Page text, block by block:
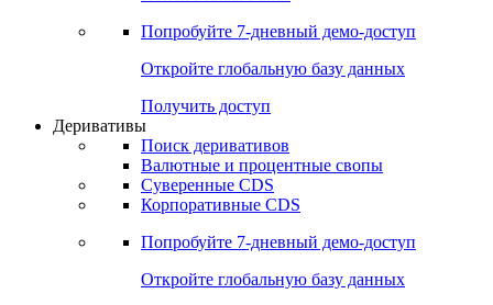
Попробуйте 7-дневный демо-доступ
Откройте глобальную базу данных
Получить доступ
Деривативы
Поиск деривативов
Валютные и процентные свопы
Суверенные CDS
Корпоративные CDS
Попробуйте 7-дневный демо-доступ
Откройте глобальную базу данных